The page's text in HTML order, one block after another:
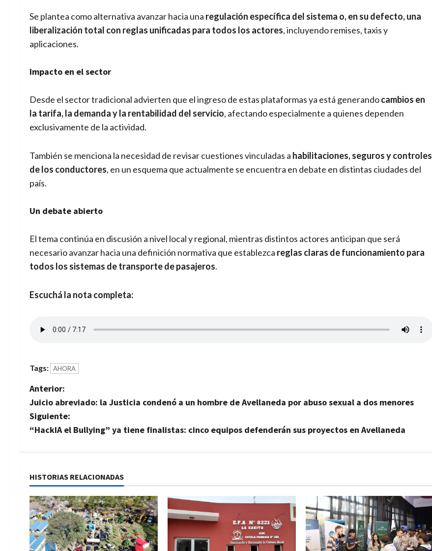
Se plantea como alternativa avanzar hacia una regulación específica del sistema o, en su defecto, una
liberalización total con reglas unificadas para todos los actores, incluyendo remises, taxis y
aplicaciones.
Impacto en el sector
Desde el sector tradicional advierten que el ingreso de estas plataformas ya está generandocambios en
la tarifa, la demanda y la rentabilidad del servicio, afectando especialmente a quienes dependen
exclusivamente de la actividad.
También se menciona la necesidad de revisar cuestiones vinculadas a habilitaciones, seguros y controles
de los conductores, en un esquema que actualmente se encuentra en debate en distintas ciudades del
país.
Un debate abierto
El tema continúa en discusión a nivel local y regional, mientras distintos actores anticipan que será
necesario avanzar hacia una definición normativa que establezca reglas claras de funcionamiento para
todos los sistemas de transporte de pasajeros.
Escuchá la nota completa:
Tags: AHORA
N
a
v
g
a
c
i
Anterior:
Juicio abreviado: la Justicia condenó a un hombre de Avellaneda por abuso sexual a dos menores
Siguiente:
“HackIA el Bullying” ya tiene finalistas: cinco equipos defenderán sus proyectos en Avellaneda
HISTORIAS RELACIONADAS